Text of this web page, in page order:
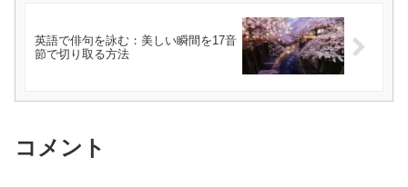
英語で俳句を詠む：美しい瞬間を17音
節で切り取る方法
コメント